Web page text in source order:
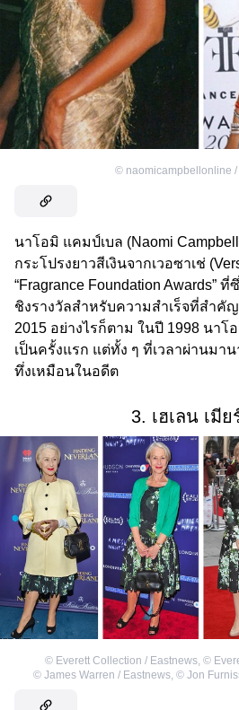
© naomicampbellonline
นาโอมิ แคมป์เบล (Naomi
กระโปรงยาวสีเงินจากเวอซาเช่
“Fragrance Foundation Awards”
ชิงรางวัลสำหรับความสำเร็จที่สำคั
2015 อย่างไรก็ตาม ในปี 1998 นาโ
เป็นครั้งแรก แต่ทั้ง ๆ ที่เวลาผ่านมา
ทึ่งเหมือนในอดีต
3. เฮเลน เมีย
© Everett Collection / Eastnews, ©
© James Warren / Eastnews, © Jon